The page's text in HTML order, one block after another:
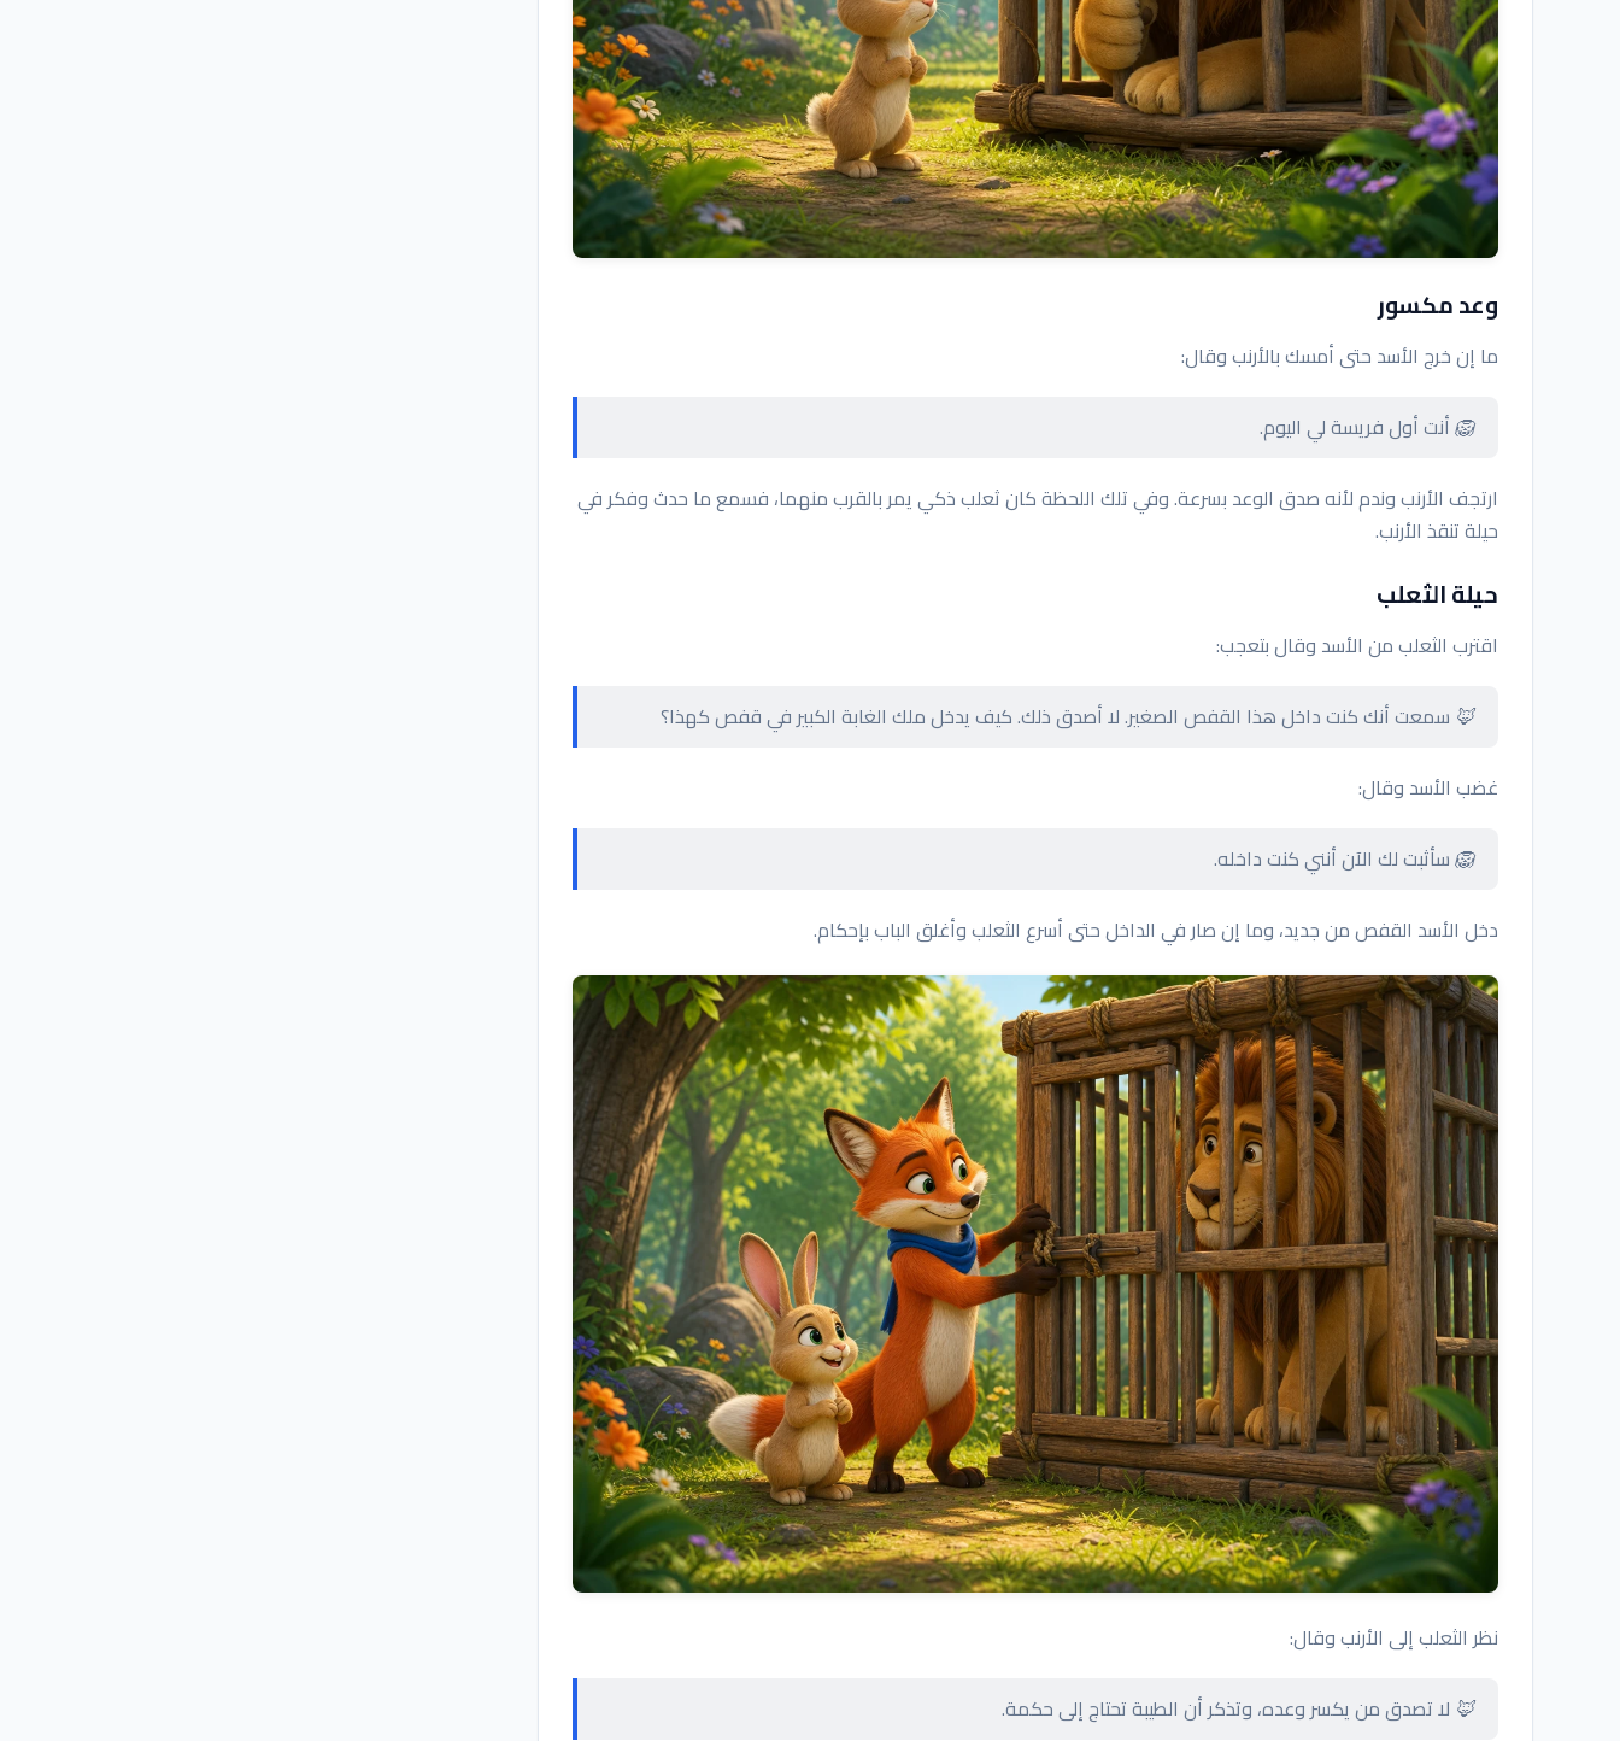
وعد مكسور
ما إن خرج الأسد حتى أمسك بالأرنب وقال:
🦁 أنت أول فريسة لي اليوم.
ارتجف الأرنب وندم لأنه صدق الوعد بسرعة. وفي تلك اللحظة كان ثعلب ذكي يمر بالقرب منهما، فسمع ما حدث وفكر في
حيلة تنقذ الأرنب.
حيلة الثعلب
اقترب الثعلب من الأسد وقال بتعجب:
🦊 سمعت أنك كنت داخل هذا القفص الصغير. لا أصدق ذلك. كيف يدخل ملك الغابة الكبير في قفص كهذا؟
غضب الأسد وقال:
🦁 سأثبت لك الآن أنني كنت داخله.
دخل الأسد القفص من جديد، وما إن صار في الداخل حتى أسرع الثعلب وأغلق الباب بإحكام.
نظر الثعلب إلى الأرنب وقال:
🦊 لا تصدق من يكسر وعده، وتذكر أن الطيبة تحتاج إلى حكمة.